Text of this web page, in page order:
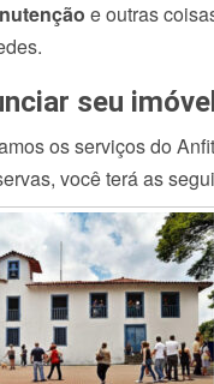
e outras
seu
os serviços do
você terá as